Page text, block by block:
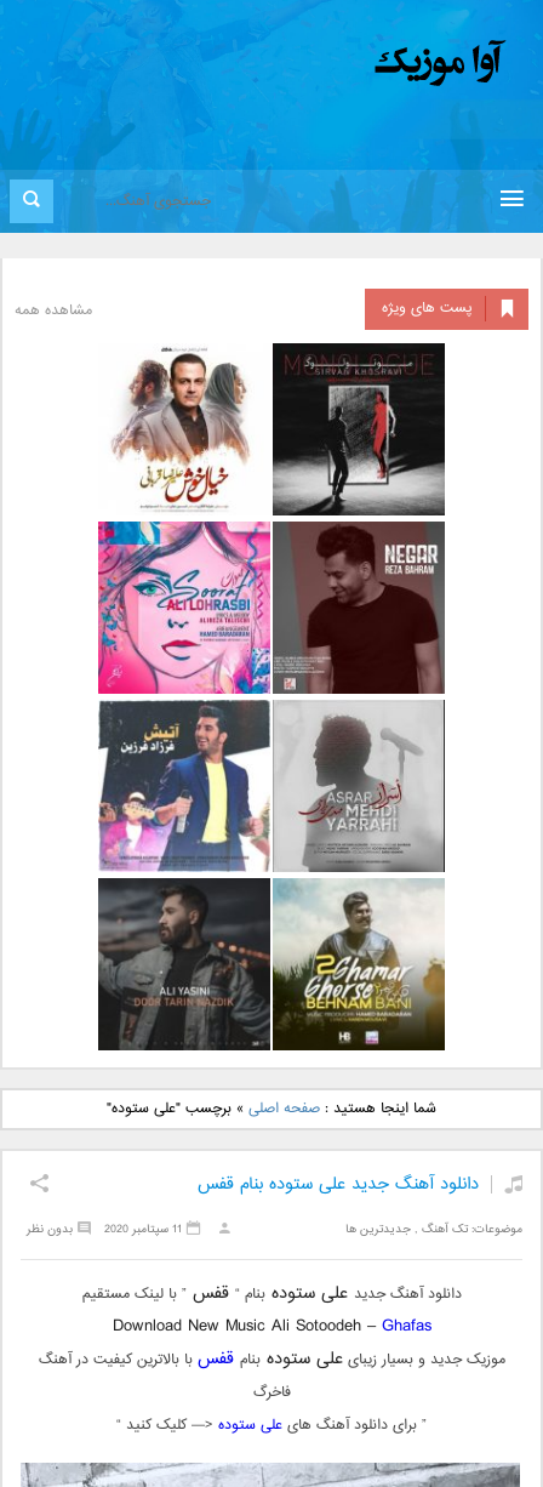
پست های ویژه مشاهده همه
دانلود آلبوم جدید سیروان
خسروی بنام مونولوگ
دانلود آهنگ جدید علیرضا
قربانی بنام خیال خوش
دانلود آهنگ جدید رضا
بهرام بنام نگار
دانلود آهنگ جدید علی
لهراسبی بنام صورت
دانلود آهنگ جدید مهدی
یراحی بنام اسرار
دانلود آهنگ جدید فرزاد
فرزین بنام آتیش
دانلود آهنگ جدید بهنام
بانی بنام قرص قمر 2
دانلود آهنگ جدید علی
یاسینی بنام دورترین نزدیک
شما اینجا هستید :صفحه اصلی »برچسب "علی ستوده"
دانلود آهنگ جدید علی ستوده بنام قفس
موضوعات:تک آهنگ ,جدیدترین ها بدون نظر 11 سپتامبر 2020
دانلود آهنگ جدید علی ستودهبنام “ قفس” با لینک مستقیم
Download New Music Ali Sotoodeh –Ghafas
موزیک جدید و بسیار زیبایعلی ستودهبنام قفسبا بالاترین کیفیت در آهنگ
فاخرگ
” برای دانلود آهنگ هایعلی ستوده <— کلیک کنید “